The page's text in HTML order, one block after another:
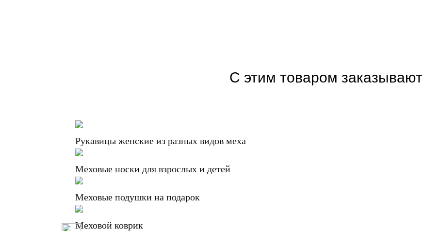
С этим товаром заказывают
Рукавицы женские из разных видов меха
Меховые носки для взрослых и детей
Меховые подушки на подарок
Меховой коврик